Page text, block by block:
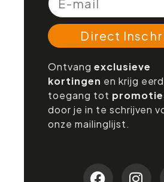
Direct
Ontvang exclusieve
kortingen en krijg
toegang tot
door je in te schrijven
onze mailinglijst.